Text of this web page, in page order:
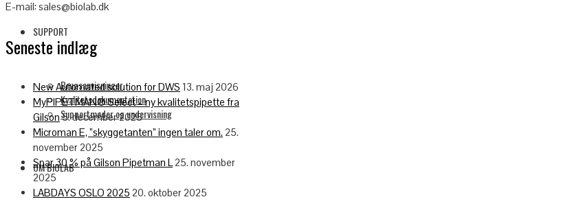
SUPPORT
Brugsanvisninger
Kvalitetsdokumentation
Supportmøder og undervisning
OM BIOLAB
E-mail: sales@biolab.dk
Seneste indlæg
New Automated solution for DWS 13. maj 2026
MyPIPETMAN® Select – ny kvalitetspipette fra
Gilson 5. december 2025
Microman E, ”skyggetanten” ingen taler om. 25.
november 2025
Spar 30 % på Gilson Pipetman L 25. november
2025
LABDAYS OSLO 2025 20. oktober 2025